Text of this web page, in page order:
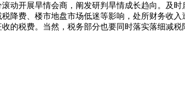
动开展旱情会商，阐发研判旱情成长趋向。及
降费、楼市地盘市场低迷等影响，处所财务收
税费。当然，税务部分也要同时落实落细减税